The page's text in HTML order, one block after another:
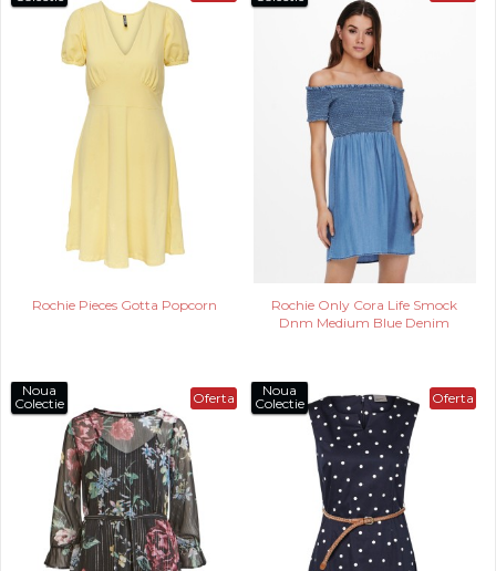
Rochie Pieces Gotta Popcorn
Rochie Only Cora Life Smock
Dnm Medium Blue Denim
Oferta
Noua
Colectie
Oferta
Noua
Colectie